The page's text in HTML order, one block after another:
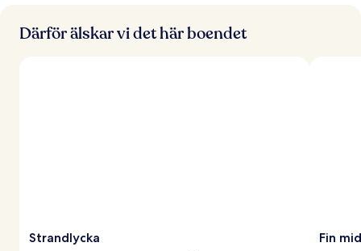
Därför älskar vi det här boendet
Strandlycka Fin